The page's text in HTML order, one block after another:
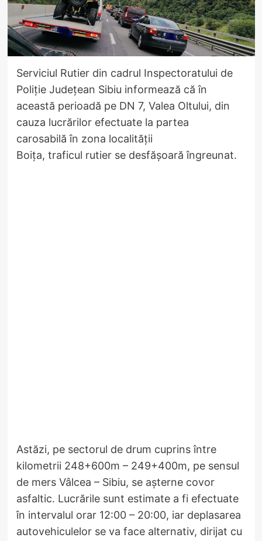
Serviciul Rutier din cadrul Inspectoratului de
Poliție Județean Sibiu informează că în
această perioadă pe DN 7, Valea Oltului, din
cauza lucrărilor efectuate la partea
carosabilă în zona localității
Boița, traficul rutier se desfășoară îngreunat.
Astăzi, pe sectorul de drum cuprins între
kilometrii 248+600m – 249+400m, pe sensul
de mers Vâlcea – Sibiu, se așterne covor
asfaltic. Lucrările sunt estimate a fi efectuate
în intervalul orar 12:00 – 20:00, iar deplasarea
autovehiculelor se va face alternativ, dirijat cu